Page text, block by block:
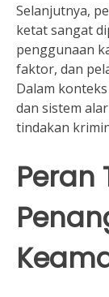
Selanjutnya,
ketat sangat
penggunaan
faktor, dan
Dalam
dan sistem
tindakan
Peran